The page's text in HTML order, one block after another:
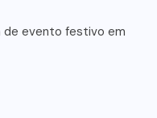
de evento festivo em